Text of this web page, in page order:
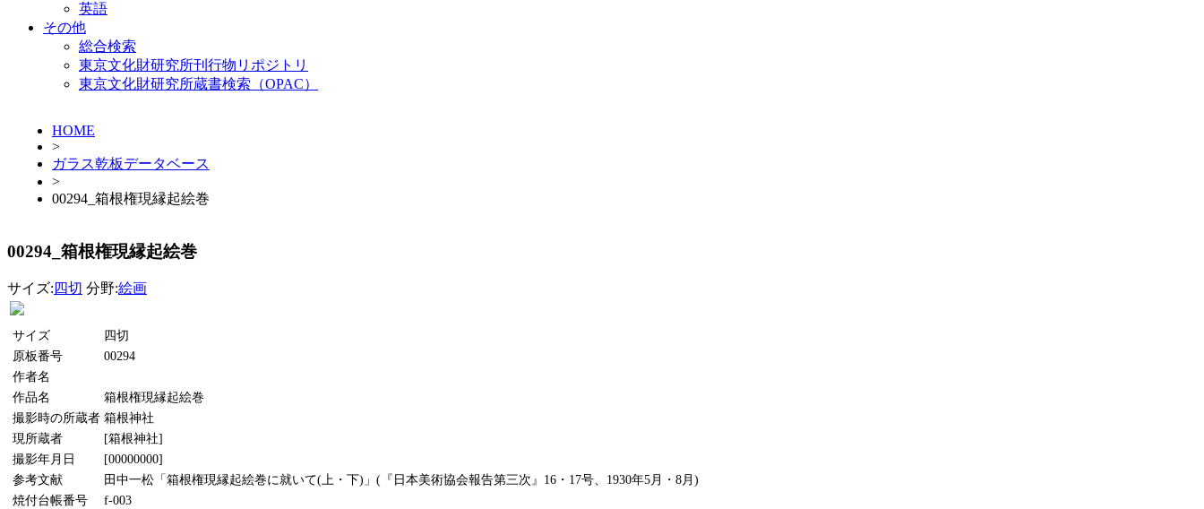
英語
その他
総合検索
東京文化財研究所刊行物リポジトリ
東京文化財研究所蔵書検索（OPAC）
HOME
>
ガラス乾板データベース
>
00294_箱根権現縁起絵巻
00294_箱根権現縁起絵巻
サイズ: 四切 分野:絵画
サイズ
四切
原板番号
00294
作者名
作品名
箱根権現縁起絵巻
撮影時の所蔵者 箱根神社
現所蔵者
[箱根神社]
撮影年月日
[00000000]
参考文献
田中一松「箱根権現縁起絵巻に就いて(上・下)」(『日本美術協会報告第三次』16・17号、1930年5月・8月)
焼付台帳番号
f-003